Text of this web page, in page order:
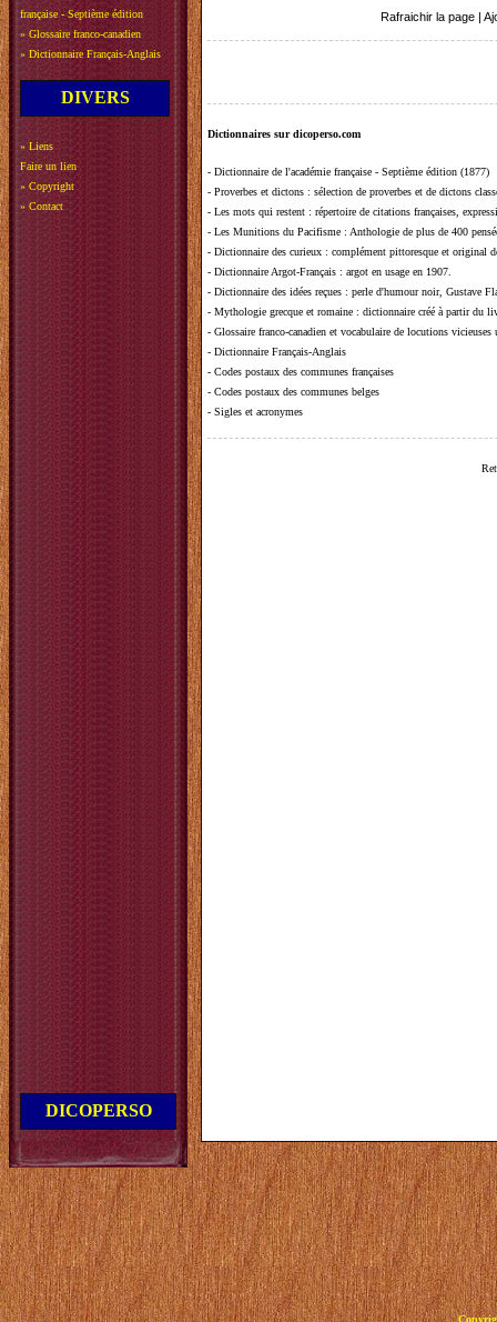
française - Septième édition
» Glossaire franco-canadien
» Dictionnaire Français-Anglais
DIVERS
» Liens
Faire un lien
» Copyright
» Contact
DICOPERSO
Rafraichir la page
Dictionnaires sur dicoperso.com
- Dictionnaire de l'académie française - Septième édition (1877)
- Proverbes et dictons : sélection de proverbes et de dictons
- Les mots qui restent : répertoire de citations françaises,
- Les Munitions du Pacifisme : Anthologie de plus de 400
- Dictionnaire des curieux : complément pittoresque et original
- Dictionnaire Argot-Français : argot en usage en 1907.
- Dictionnaire des idées reçues : perle d'humour noir, Gustave
- Mythologie grecque et romaine : dictionnaire créé à partir du
- Glossaire franco-canadien et vocabulaire de locutions vicieuses
- Dictionnaire Français-Anglais
- Codes postaux des communes françaises
- Codes postaux des communes belges
- Sigles et acronymes